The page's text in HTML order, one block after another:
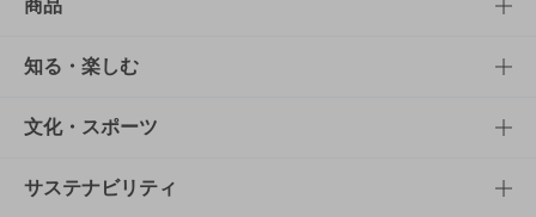
商品
商品TOP
商品一覧
商品発売情報
知る・楽しむ
知る・楽しむTOP
キャンペーン
文化・スポーツ
文化・スポーツTOP
サステナビリティ